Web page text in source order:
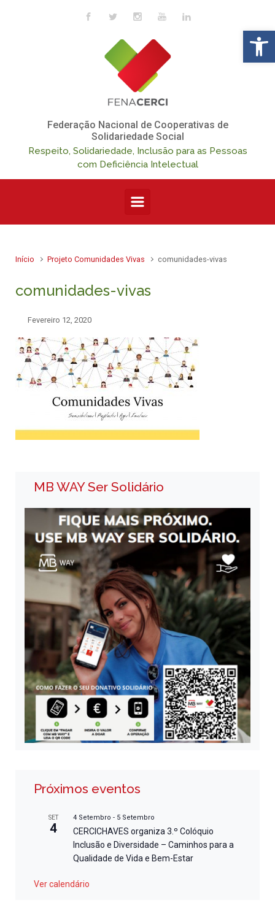
Skip to main content
Federação Nacional de Cooperativas de
Solidariedade Social
Respeito, Solidariedade, Inclusão para as Pessoas
com Deficiência Intelectual
Início Projeto Comunidades Vivas comunidades-vivas
comunidades-vivas
Fevereiro 12, 2020
MB WAY Ser Solidário
Próximos eventos
SET
4
4 Setembro - 5 Setembro
CERCICHAVES organiza 3.º Colóquio
Inclusão e Diversidade – Caminhos para a
Qualidade de Vida e Bem-Estar
Ver calendário